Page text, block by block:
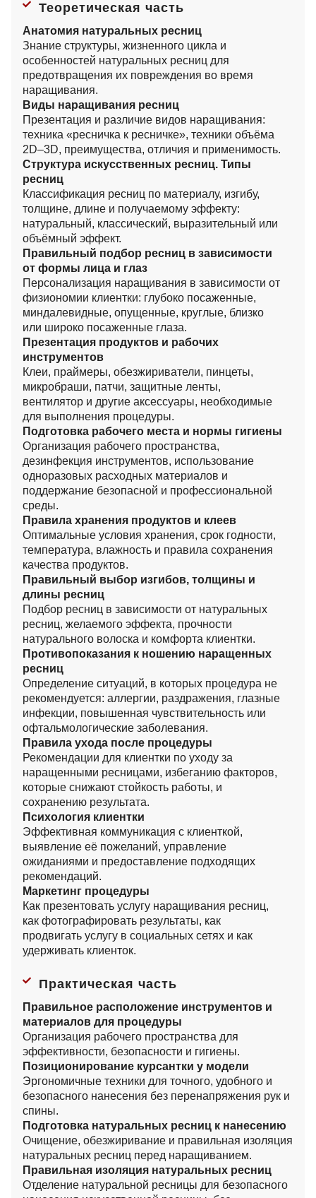
Теоретическая часть
Анатомия натуральных ресниц
Знание структуры, жизненного цикла и
особенностей натуральных ресниц для
предотвращения их повреждения во время
наращивания.
Виды наращивания ресниц
Презентация и различие видов наращивания:
техника «ресничка к ресничке», техники объёма
2D–3D, преимущества, отличия и применимость.
Структура искусственных ресниц. Типы
ресниц
Классификация ресниц по материалу, изгибу,
толщине, длине и получаемому эффекту:
натуральный, классический, выразительный или
объёмный эффект.
Правильный подбор ресниц в зависимости
от формы лица и глаз
Персонализация наращивания в зависимости от
физиономии клиентки: глубоко посаженные,
миндалевидные, опущенные, круглые, близко
или широко посаженные глаза.
Презентация продуктов и рабочих
инструментов
Клеи, праймеры, обезжириватели, пинцеты,
микробраши, патчи, защитные ленты,
вентилятор и другие аксессуары, необходимые
для выполнения процедуры.
Подготовка рабочего места и нормы гигиены
Организация рабочего пространства,
дезинфекция инструментов, использование
одноразовых расходных материалов и
поддержание безопасной и профессиональной
среды.
Правила хранения продуктов и клеев
Оптимальные условия хранения, срок годности,
температура, влажность и правила сохранения
качества продуктов.
Правильный выбор изгибов, толщины и
длины ресниц
Подбор ресниц в зависимости от натуральных
ресниц, желаемого эффекта, прочности
натурального волоска и комфорта клиентки.
Противопоказания к ношению наращенных
ресниц
Определение ситуаций, в которых процедура не
рекомендуется: аллергии, раздражения, глазные
инфекции, повышенная чувствительность или
офтальмологические заболевания.
Правила ухода после процедуры
Рекомендации для клиентки по уходу за
наращенными ресницами, избеганию факторов,
которые снижают стойкость работы, и
сохранению результата.
Психология клиентки
Эффективная коммуникация с клиенткой,
выявление её пожеланий, управление
ожиданиями и предоставление подходящих
рекомендаций.
Маркетинг процедуры
Как презентовать услугу наращивания ресниц,
как фотографировать результаты, как
продвигать услугу в социальных сетях и как
удерживать клиенток.
Практическая часть
Правильное расположение инструментов и
материалов для процедуры
Организация рабочего пространства для
эффективности, безопасности и гигиены.
Позиционирование курсантки у модели
Эргономичные техники для точного, удобного и
безопасного нанесения без перенапряжения рук и
спины.
Подготовка натуральных ресниц к нанесению
Очищение, обезжиривание и правильная изоляция
натуральных ресниц перед наращиванием.
Правильная изоляция натуральных ресниц
Отделение натуральной ресницы для безопасного